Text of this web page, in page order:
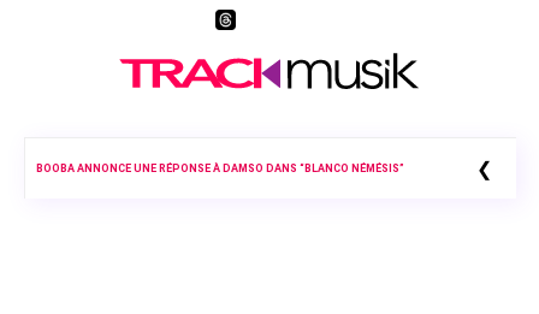
BOOBA ANNONCE UNE RÉPONSE À DAMSO DANS “BLANCO NÉMÉSIS” ❮